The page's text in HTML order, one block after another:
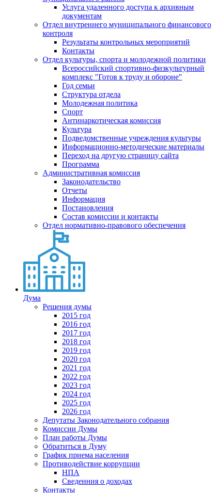
Услуга удаленного доступа к архивным
документам
Отдел внутреннего муниципального финансового
контроля
Результаты контрольных мероприятий
Контакты
Отдел культуры, спорта и молодежной политики
Всероссийский спортивно-физкультурный
комплекс "Готов к труду и обороне"
Год семьи
Структура отдела
Молодежная политика
Спорт
Антинаркотическая комиссия
Культура
Подведомственные учреждения культуры
Информационно-методические материалы
Переход на другую страницу сайта
Программа
Административная комиссия
Законодательство
Отчеты
Информация
Постановления
Состав комиссии и контакты
Отдел нормативно-правового обеспечения
Дума
Решения думы
2015 год
2016 год
2017 год
2018 год
2019 год
2020 год
2021 год
2022 год
2023 год
2024 год
2025 год
2026 год
Депутаты Законодательного собрания
Комиссии Думы
План работы Думы
Обратиться в Думу
График приема населения
Противодействие коррупции
НПА
Сведенния о доходах
Контакты